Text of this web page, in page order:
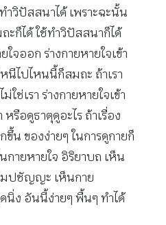
วิปัสสนาได้ เพราะฉะนั้น
ก็ได้ ใช้ทำวิปัสสนาก็ได้
ใจออก ร่างกายหายใจเข้า
ไปไหนนี้ก็สมถะ ถ้าเรา
ใช่เรา ร่างกายหายใจเข้า
รือดูธาตุดูอะไร ถ้าเรื่อง
ขึ้น ของง่ายๆ ในการดูกายก็
กายหายใจ อิริยาบถ เห็น
ปชัญญะ เห็นกาย
นิ่ง อันนี้ง่ายๆ พื้นๆ ทำได้